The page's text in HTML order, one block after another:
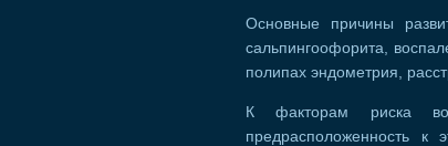
Основные причины
сальпингоофорита,
полипах эндометрия,
К факторам риска
предрасположенность к